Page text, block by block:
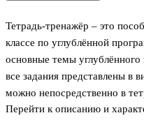
Тетрадь-тренажёр – это
классе по углублённой
основные темы углублённого
все задания представлены в
можно непосредственно в
ориентировано на
Перейти к описанию и